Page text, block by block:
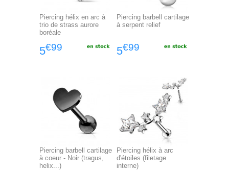
Piercing hélix en arc à
trio de strass aurore
boréale
5€99
Piercing barbell cartilage
à serpent relief
5€99
Piercing barbell cartilage
à coeur - Noir (tragus,
helix...)
Piercing hélix à arc
d'étoiles (filetage
interne)